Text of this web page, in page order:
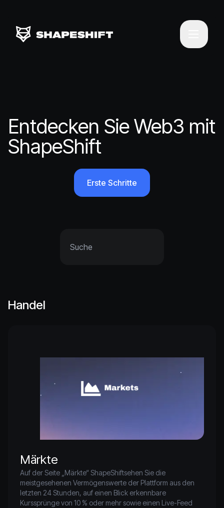
Entdecken Sie Web3 mit
ShapeShift
Erste Schritte
Handel
Märkte
Auf der Seite „Märkte“ ShapeShiftsehen Sie die
meistgesehenen Vermögenswerte der Plattform aus den
letzten 24 Stunden, auf einen Blick erkennbare
Kurssprünge von 10 % oder mehr sowie einen Live-Feed